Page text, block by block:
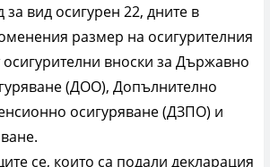
за вид осигурен 22, дните в
размер на осигурителния
вноски за Държавно
(ДОО), Допълнително
осигуряване (ДЗПО) и
се, които са подали декларация